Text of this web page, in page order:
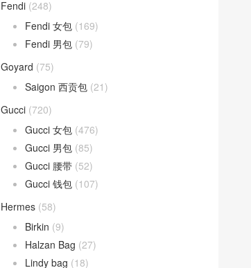
Fendi (248)
Fendi 女包 (169)
Fendi 男包 (79)
Goyard (75)
Saigon 西贡包 (21)
Gucci (720)
Gucci 女包 (476)
Gucci 男包 (85)
Gucci 腰带 (52)
Gucci 钱包 (107)
Hermes (58)
Birkin (9)
Halzan Bag (27)
Lindy bag (18)